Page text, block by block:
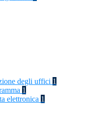
degli uffici 1
1
elettronica 1